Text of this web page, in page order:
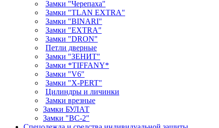
Замки "Черепаха"
Замки "TLAN EXTRA"
Замки "BINARI"
Замки "EXTRA"
Замки "DRON"
Петли дверные
Замки "ЗЕНИТ"
Замки *TIFFANY*
Замки "V6"
Замки "X-PERT"
Цилиндры и личинки
Замки врезные
Замки БУЛАТ
Замки "ВС-2"